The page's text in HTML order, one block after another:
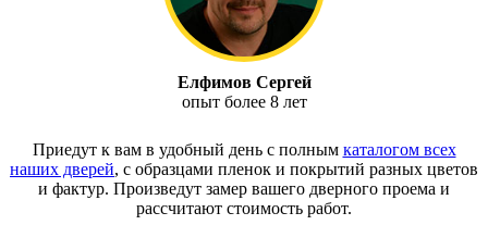
Елфимов Сергей
опыт более 8 лет
Приедут к вам в удобный день с полным каталогом всех
наших дверей, с образцами пленок и покрытий разных цветов
и фактур. Произведут замер вашего дверного проема и
рассчитают стоимость работ.